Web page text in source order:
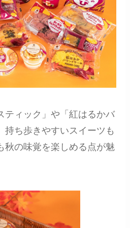
ティック」や「紅はるかバ
持ち歩きやすいスイーツも
秋の味覚を楽しめる点が魅